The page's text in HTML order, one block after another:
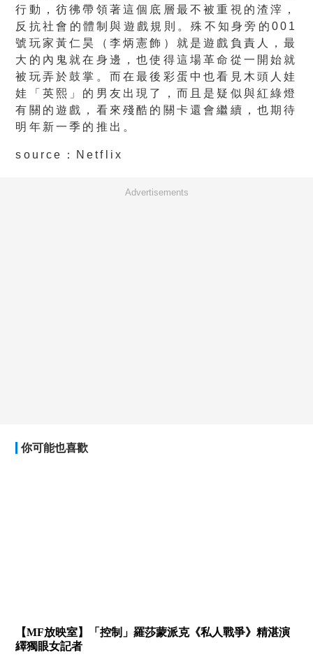
行動，彷彿帶領著這個底層最不被重視的渣滓，
反抗社會的體制與遊戲規則。殊不知身旁的001
號玩家黃仁昊（李炳憲飾）就是遊戲負責人，最
大的內鬼就在身邊，也使得這場革命從一開始就
被玩弄於鼓掌。而在最後彩蛋中也看見木頭人娃
娃「英熙」的男友出現了，而且是疑似與紅綠燈
有關的遊戲，看來殘酷的關卡還會繼續，也期待
明年新一季的推出。
source：Netflix
Advertisements